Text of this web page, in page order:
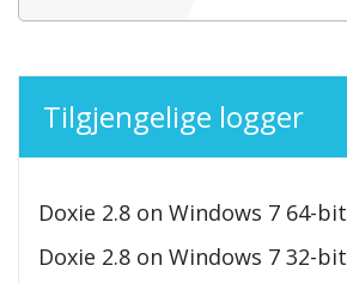
Tilgjengelige logger
Doxie 2.8 on Windows 7 64-bit
Doxie 2.8 on Windows 7 32-bit